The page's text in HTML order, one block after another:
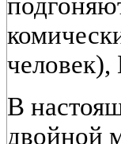
В
двойной